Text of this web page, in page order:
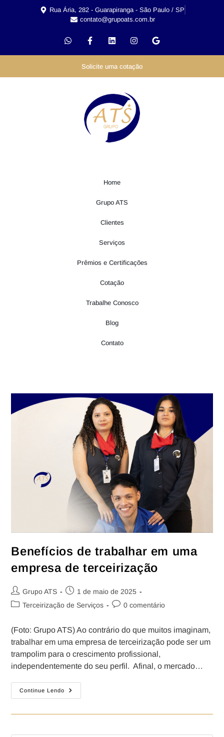
Rua Ária, 282 - Guarapiranga - São Paulo / SP
contato@grupoats.com.br
Solicite uma cotação
Home
Grupo ATS
Clientes
Serviços
Prêmios e Certificações
Cotação
Trabalhe Conosco
Blog
Contato
Benefícios de trabalhar em uma
empresa de terceirização
Grupo ATS
1 de maio de 2025
Terceirização de Serviços
0 comentário
(Foto: Grupo ATS) Ao contrário do que muitos imaginam,
trabalhar em uma empresa de terceirização pode ser um
trampolim para o crescimento profissional,
independentemente do seu perfil. Afinal, o mercado…
Continue Lendo